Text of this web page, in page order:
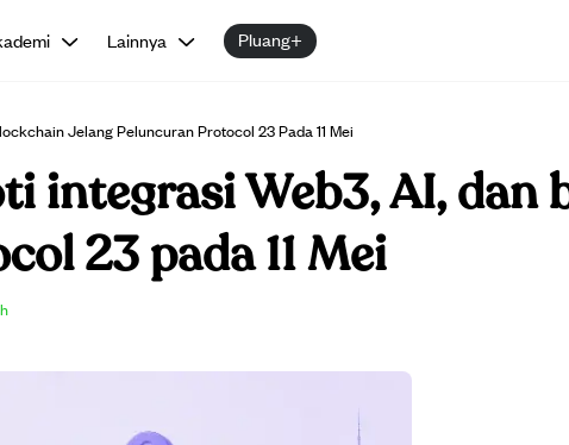
Lainnya Pluang+
Jelang Peluncuran Protocol 23 Pada 11 Mei
integrasi Web3, AI, dan
23 pada 11 Mei